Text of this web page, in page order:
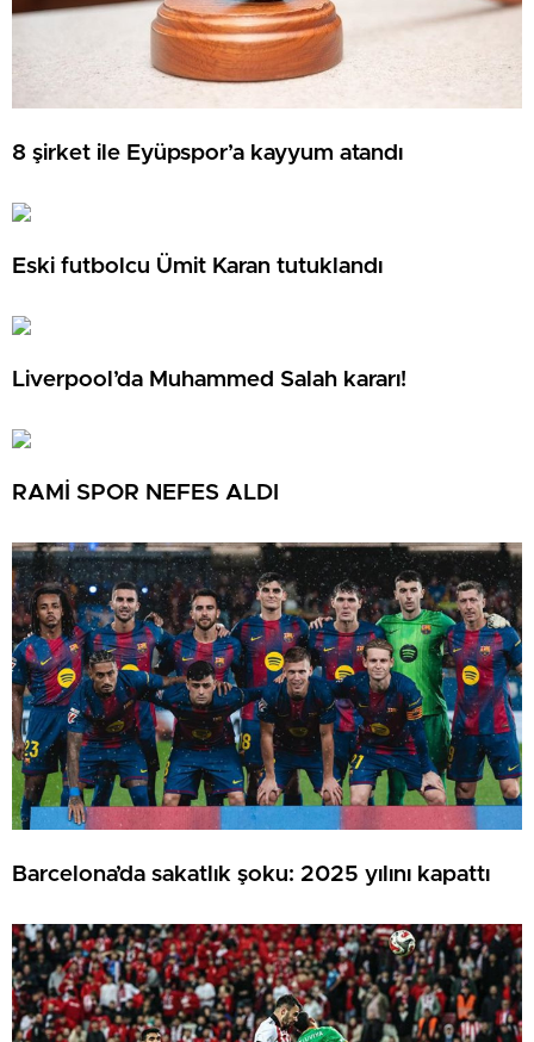
8 şirket ile Eyüpspor’a kayyum atandı
Eski futbolcu Ümit Karan tutuklandı
Liverpool’da Muhammed Salah kararı!
RAMİ SPOR NEFES ALDI
Barcelona’da sakatlık şoku: 2025 yılını kapattı